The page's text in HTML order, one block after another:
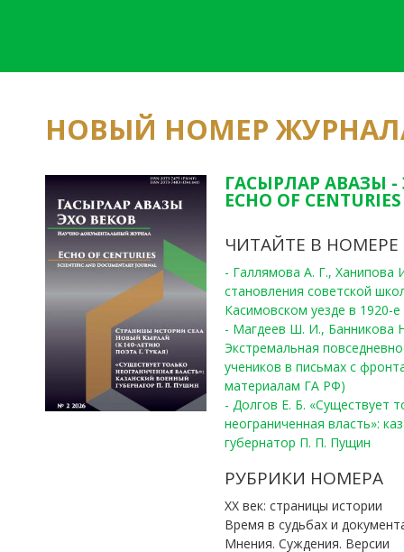
НОВЫЙ НОМЕР
ГАСЫРЛАР АВАЗЫ -
ECHO OF
ЧИТАЙТЕ В НОМЕРЕ
- Галлямова А. Г.,
становления советской
Касимовском уезде в 1920-е
- Магдеев Ш. И., Банникова
Экстремальная
учеников в письмах с
материалам ГА РФ)
- Долгов Е. Б. «Существует
неограниченная власть»:
губернатор П. П. Пущин
РУБРИКИ НОМЕРА
ХХ век: страницы истории
Время в судьбах и
Мнения. Суждения. Версии